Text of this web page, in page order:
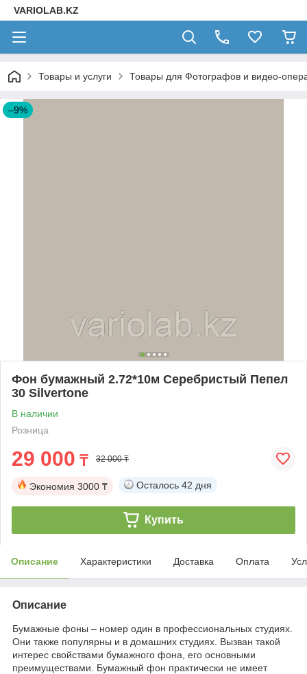
VARIOLAB.KZ
Товары и услуги Товары для Фотографов и видео-
–9%
Фон бумажный 2.72*10м Серебристый Пепел
30 Silvertone
В наличии
Розница
29 000 ₸ 32 000 ₸
Экономия 3000 ₸ Осталось 42 дня
Купить
Описание Характеристики Доставка Оплата
Описание
Бумажные фоны – номер один в профессиональных студиях.
Они также популярны и в домашних студиях. Вызван такой
интерес свойствами бумажного фона, его основными
преимуществами. Бумажный фон практически не имеет